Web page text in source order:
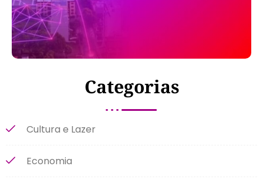
Categorias
Cultura e Lazer
Economia